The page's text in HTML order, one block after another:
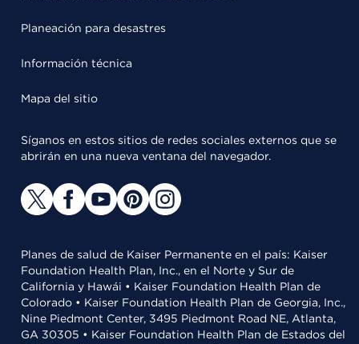
Planeación para desastres
Información técnica
Mapa del sitio
Síganos en estos sitios de redes sociales externos que se
abrirán en una nueva ventana del navegador.
Planes de salud de Kaiser Permanente en el país: Kaiser
Foundation Health Plan, Inc., en el Norte y Sur de
California y Hawái • Kaiser Foundation Health Plan de
Colorado • Kaiser Foundation Health Plan de Georgia, Inc.,
Nine Piedmont Center, 3495 Piedmont Road NE, Atlanta,
GA 30305 • Kaiser Foundation Health Plan de Estados del